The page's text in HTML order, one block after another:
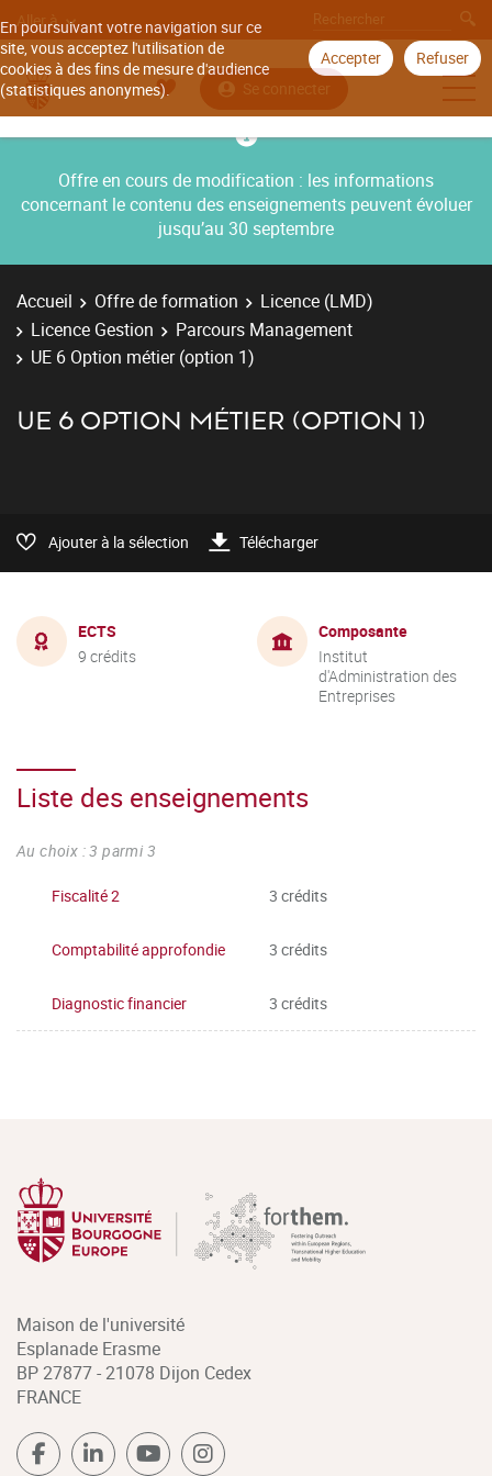
En poursuivant votre navigation sur ce
site, vous acceptez l'utilisation de
cookies à des fins de mesure d'audience
(statistiques anonymes).
Accepter Refuser
Aller à
Se connecter
Offre en cours de modification : les informations
concernant le contenu des enseignements peuvent évoluer
jusqu’au 30 septembre
Accueil Offre de formation
Licence (LMD)
Licence Gestion
Parcours Management
UE 6 Option métier (option 1)
UE 6 OPTION MÉTIER (OPTION 1)
Ajouter à la sélection Télécharger
ECTS
9 crédits
Composante
Institut
d'Administration des
Entreprises
Liste des enseignements
Au choix : 3 parmi 3
Fiscalité 2 3 crédits
Comptabilité approfondie 3 crédits
Diagnostic financier 3 crédits
Maison de l'université
Esplanade Erasme
BP 27877 - 21078 Dijon Cedex
FRANCE